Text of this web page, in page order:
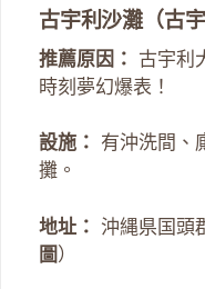
古宇利沙灘（古宇
推薦原因：
古宇利
時刻夢幻爆表！
設施：
有沖洗間、
攤。
地址： 沖縄県国頭
圖 ）